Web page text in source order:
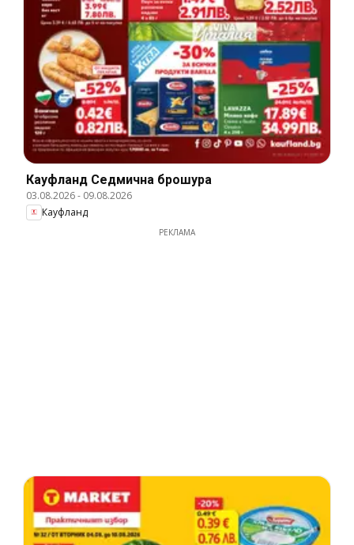
Кауфланд Cедмична брошура
03.08.2026- 09.08.2026
Кауфланд
РЕКЛАМА